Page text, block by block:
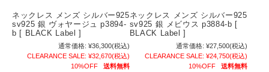
ネックレス メンズ シルバー925
sv925 銀 ヴォヤージュ p3894-
b [ BLACK Label ]
通常価格: ¥36,300(税込)
CLEARANCE SALE: ¥32,670(税込)
10%OFF
送料無料
ネックレス メンズ シルバー925
sv925 銀 メビウス p3884-b [
BLACK Label ]
通常価格: ¥27,500(税込)
CLEARANCE SALE: ¥24,750(税込)
10%OFF
送料無料